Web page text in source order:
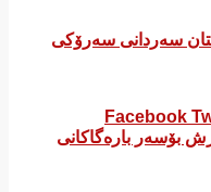
سەردانی سەرۆکی
Facebook